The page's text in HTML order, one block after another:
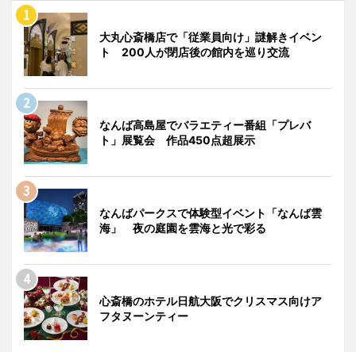
大丸心斎橋店で「従業員向け」謎解きイベン
ト 200人が閉店後の館内を巡り交流
なんば高島屋でバラエティー番組「プレバ
ト」展覧会 作品450点超展示
なんばパークスで体験型イベント「なんば雲
海」 夜の庭園を雲海と光で彩る
心斎橋のホテル日航大阪でクリスマス向けア
フタヌーンティー